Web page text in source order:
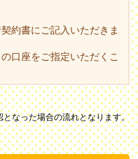
約書にご記入いただきま
口座をご指定いただくこ
なった場合の流れとなります。